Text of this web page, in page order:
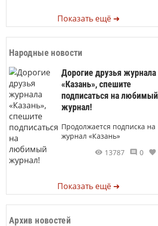
Показать ещё ➜
Народные новости
Дорогие друзья журнала
«Казань», спешите
подписаться на любимый
журнал!
Продолжается подписка на
журнал «Казань»
13787
0
Показать ещё ➜
Архив новостей